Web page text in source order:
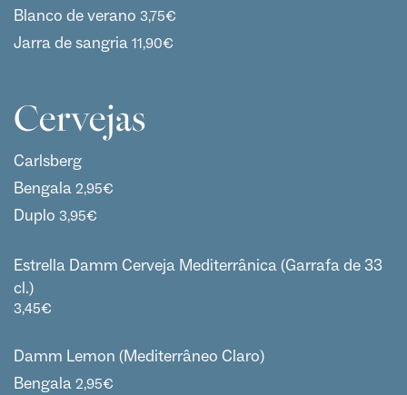
Blanco de verano 3,75€
Jarra de sangria 11,90€
Cervejas
Carlsberg
Bengala 2,95€
Duplo 3,95€
Estrella Damm Cerveja Mediterrânica (Garrafa de 33
cl.)
3,45€
Damm Lemon (Mediterrâneo Claro)
Bengala 2,95€